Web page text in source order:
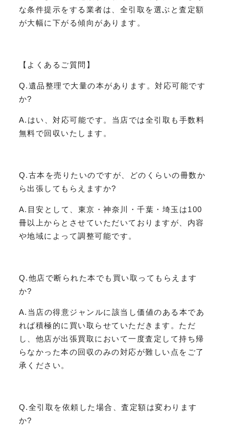
な条件提示をする業者は、全引取を選ぶと査定額
が大幅に下がる傾向があります。
【よくあるご質問】
Q.遺品整理で大量の本があります。対応可能です
か?
A.はい、対応可能です。当店では全引取も手数料
無料で回収いたします。
Q.古本を売りたいのですが、どのくらいの冊数か
ら出張してもらえますか?
A.目安として、東京・神奈川・千葉・埼玉は100
冊以上からとさせていただいておりますが、内容
や地域によって調整可能です。
Q.他店で断られた本でも買い取ってもらえます
か?
A.当店の得意ジャンルに該当し価値のある本であ
れば積極的に買い取らせていただきます。ただ
し、他店が出張買取において一度査定して持ち帰
らなかった本の回収のみの対応が難しい点をご了
承ください。
Q.全引取を依頼した場合、査定額は変わります
か?